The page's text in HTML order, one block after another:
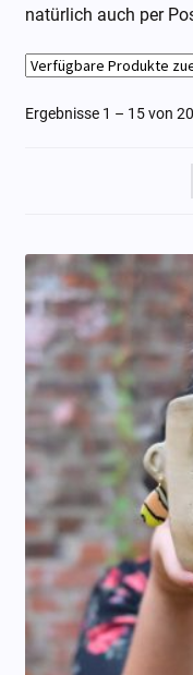
natürlich auch per
Ergebnisse 1 – 15 von